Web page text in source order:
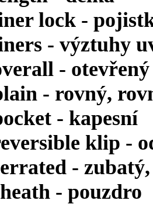
lock -
- výztuhy
- otevřený
- rovný,
- kapesní
klip -
-
- pouzdro